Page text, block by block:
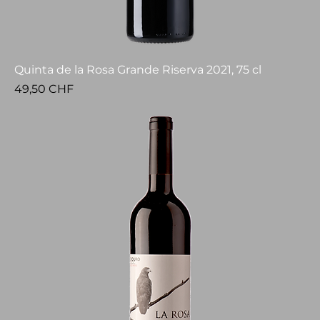
Quinta de la Rosa Grande Riserva 2021, 75 cl
Prezzo
49,50 CHF